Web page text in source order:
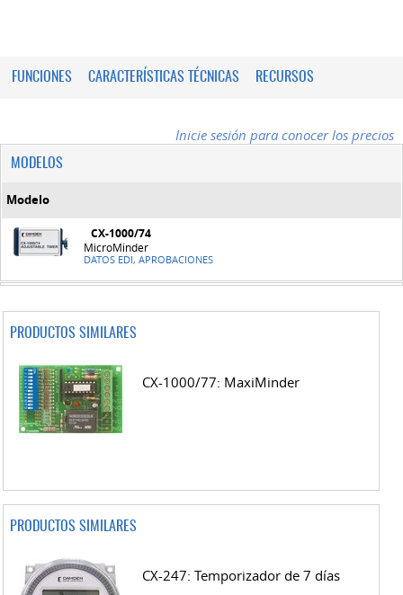
FUNCIONES CARACTERÍSTICAS TÉCNICAS RECURSOS
Inicie sesión para conocer los precios
MODELOS
Modelo
CX-1000/74
MicroMinder
DATOS EDI, APROBACIONES
PRODUCTOS SIMILARES
CX-1000/77: MaxiMinder
PRODUCTOS SIMILARES
CX-247: Temporizador de 7 días